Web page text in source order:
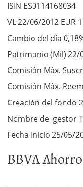
ISIN ES0114168034
VL 22/06/2012 EUR
Cambio del día
Patrimonio (Mil) 22/
Comisión Máx.
Comisión Máx.
Creación del fondo
Nombre del gestor
Fecha Inicio 25/05/
BBVA